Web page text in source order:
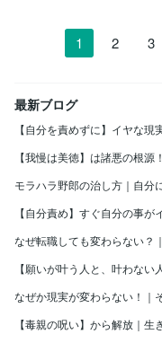
1 2 3
最新ブログ
【自分を責めずに】イヤな
【我慢は美徳】は諸悪の根
モラハラ野郎の治し方｜自分
【自分責め】すぐ自分の事
なぜ転職しても変わらない？
【願いが叶う人と、叶わな
なぜか現実が変わらない！｜
【毒親の呪い】から解放｜